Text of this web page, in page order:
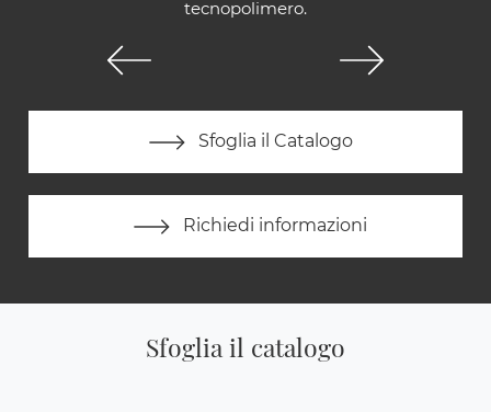
tecnopolimero.
Sfoglia il Catalogo
Richiedi informazioni
Sfoglia il catalogo